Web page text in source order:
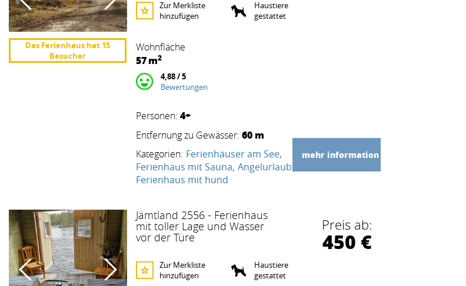
Das Ferienhaus hat 15
Besucher
Zur Merkliste
hinzufügen
Haustiere
gestattet
Wohnfläche
57m2
4,88 / 5
Bewertungen
Personen: 4+
Entfernung zu Gewässer: 60 m
Kategorien: Ferienhäuser am See
Ferienhaus mit Sauna Angelurlaub
Ferienhaus mit hund
mehr information
Jämtland 2556 - Ferienhaus
mit toller Lage und Wasser
vor der Türe
Zur Merkliste
hinzufügen
Haustiere
gestattet
Preis ab:
450 €